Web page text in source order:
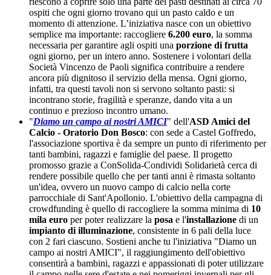
ospiti che ogni giorno trovano qui un pasto caldo e un
momento di attenzione. L’iniziativa nasce con un obiettivo
semplice ma importante: raccogliere 6.200 euro, la somma
necessaria per garantire agli ospiti una porzione di frutta
ogni giorno, per un intero anno. Sostenere i volontari della
Società Vincenzo de Paoli significa contribuire a rendere
ancora più dignitoso il servizio della mensa. Ogni giorno,
infatti, tra questi tavoli non si servono soltanto pasti: si
incontrano storie, fragilità e speranze, dando vita a un
continuo e prezioso incontro umano.
"Diamo un campo ai nostri AMICI" dell'ASD Amici del
Calcio - Oratorio Don Bosco: con sede a Castel Goffredo,
l'associazione sportiva è da sempre un punto di riferimento per
tanti bambini, ragazzi e famiglie del paese. Il progetto
promosso grazie a ConSolida-Condividi Solidarietà cerca di
rendere possibile quello che per tanti anni è rimasta soltanto
un'idea, ovvero un nuovo campo di calcio nella corte
parrocchiale di Sant'Apollonio. L'obiettivo della campagna di
crowdfunding è quello di raccogliere la somma minima di 10
mila euro per poter realizzare la posa e l'installazione di un
impianto di illuminazione, consistente in 6 pali della luce
con 2 fari ciascuno. Sostieni anche tu l'iniziativa "Diamo un
campo ai nostri AMICI", il raggiungimento dell'obiettivo
consentirà a bambini, ragazzi e appassionati di poter utilizzare